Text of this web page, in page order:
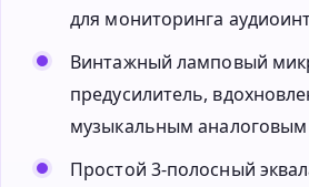
для мониторинга
Винтажный ламповый
предусилитель,
музыкальным аналоговым
Простой 3-полосный